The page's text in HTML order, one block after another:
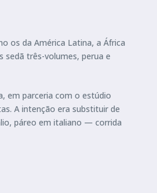
os da América Latina, a África
sedã três-volumes, perua e
em parceria com o estúdio
A intenção era substituir de
páreo em italiano — corrida